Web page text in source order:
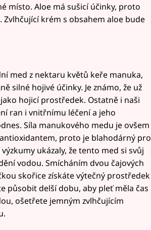
místo. Aloe má sušicí účinky, proto
krém s obsahem aloe bude
med z nektaru květů keře manuka,
silné hojivé účinky. Je známo, že už
hojicí prostředek. Ostatně i naši
ran i vnitřnímu léčení a jeho
Síla manukového medu je ovšem
proto je blahodárný pro
ukázaly, že tento med si svůj
vodou. Smícháním dvou čajových
skořice získáte výtečný prostředek
působit delší dobu, aby pleť měla čas
ošetřete jemným zvlhčujícím